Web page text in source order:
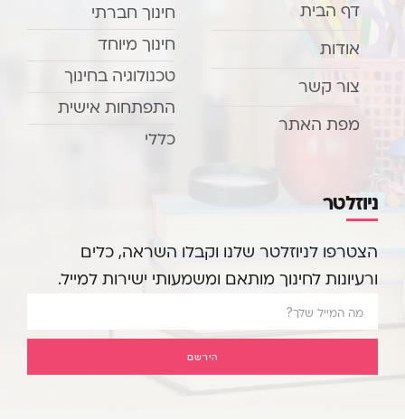
דף הבית
אודות
צור קשר
מפת האתר
חינוך חברתי
חינוך מיוחד
טכנולוגיה בחינוך
התפתחות אישית
כללי
ניוזלטר
הצטרפו לניוזלטר שלנו וקבלו השראה, כלים
ורעיונות לחינוך מותאם ומשמעותי ישירות למייל.
הירשם